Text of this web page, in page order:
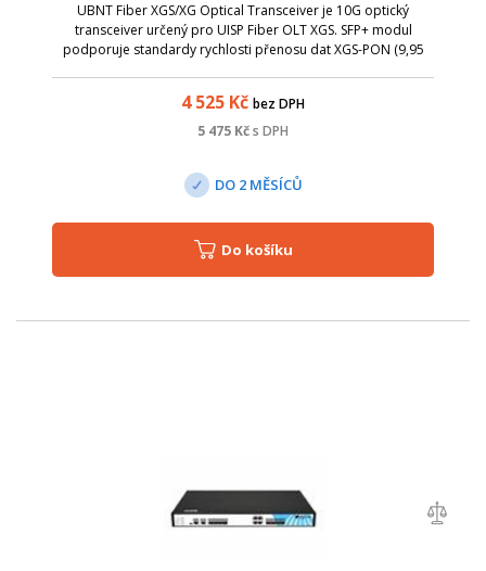
UBNT Fiber XGS/XG Optical Transceiver je 10G optický
transceiver určený pro UISP Fiber OLT XGS. SFP+ modul
podporuje standardy rychlosti přenosu dat XGS-PON (9,95
4 525 Kč bez DPH
5 475 Kčs DPH
DO 2 MĚSÍCŮ
Do košíku